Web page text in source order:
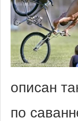
описан
по